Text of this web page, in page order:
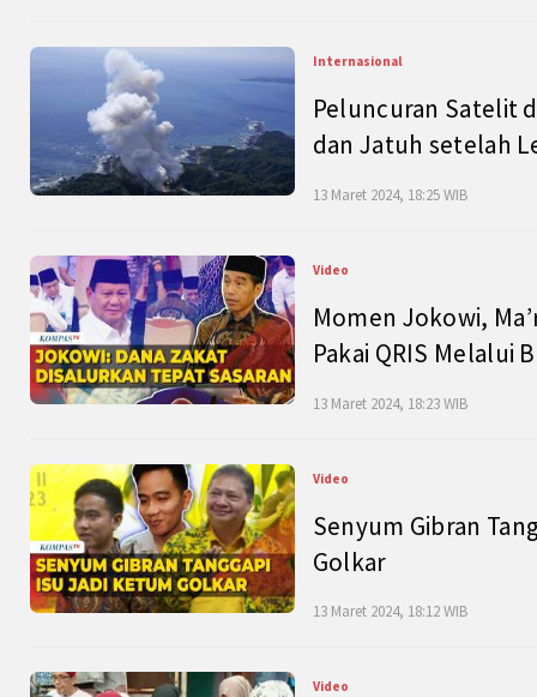
Internasional
Peluncuran Satelit
dan Jatuh setelah
13 Maret 2024, 18:25 WIB
Video
Momen Jokowi,
Pakai QRIS Melalui
13 Maret 2024, 18:23 WIB
Video
Senyum Gibran
Golkar
13 Maret 2024, 18:12 WIB
Video